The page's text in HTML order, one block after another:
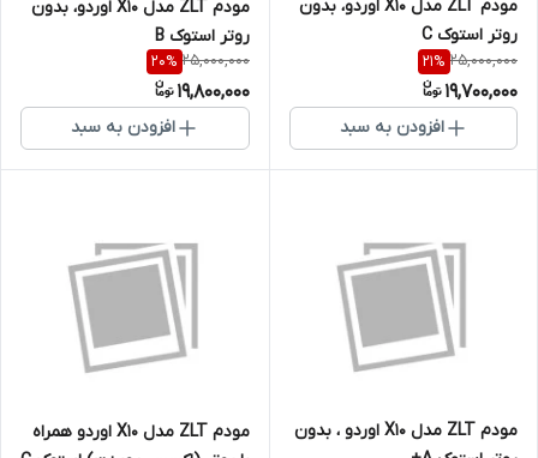
مودم ZLT مدل X10 اوردو، بدون
روتر استوک C
25,000,000
21%
19,700,000
افزودن به سبد
مودم ZLT مدل X10 اوردو، بدون
روتر استوک B
25,000,000
20%
19,800,000
افزودن به سبد
مودم ZLT مدل X10 اوردو ، بدون
مودم ZLT مدل X10 اوردو همراه